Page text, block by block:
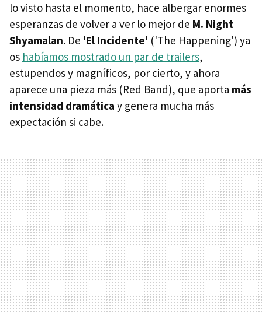
lo visto hasta el momento, hace albergar enormes
esperanzas de volver a ver lo mejor de M. Night
Shyamalan. De 'El Incidente' ('The Happening') ya
os habíamos mostrado un par de trailers,
estupendos y magníficos, por cierto, y ahora
aparece una pieza más (Red Band), que aporta más
intensidad dramática y genera mucha más
expectación si cabe.